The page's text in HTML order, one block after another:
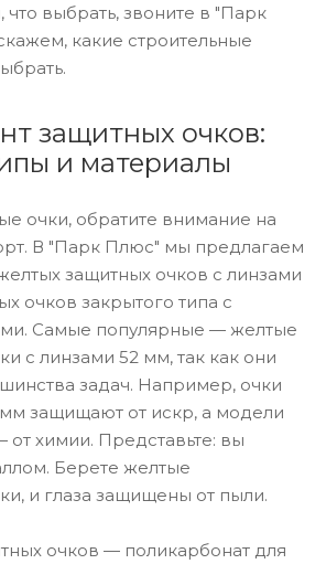
что выбрать, звоните в "Парк
какие строительные
защитных очков:
и материалы
очки, обратите внимание на
В "Парк Плюс" мы предлагаем
защитных очков с линзами
очков закрытого типа с
Самые популярные — желтые
с линзами 52 мм, так как они
задач. Например, очки
защищают от искр, а модели
от химии. Представьте: вы
Берете желтые
и глаза защищены от пыли.
очков — поликарбонат для